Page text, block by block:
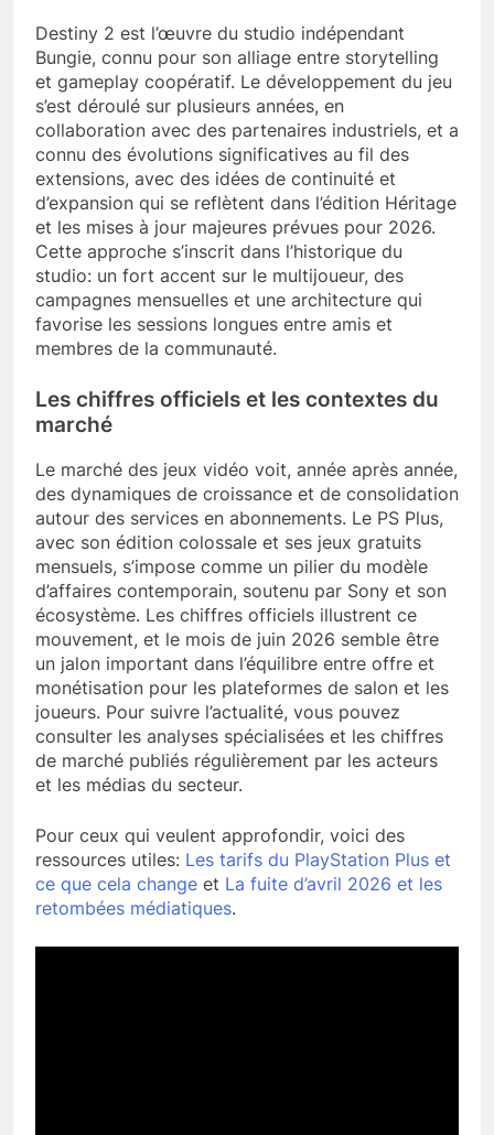
Destiny 2 est l’œuvre du studio indépendant
Bungie, connu pour son alliage entre storytelling
et gameplay coopératif. Le développement du jeu
s’est déroulé sur plusieurs années, en
collaboration avec des partenaires industriels, et a
connu des évolutions significatives au fil des
extensions, avec des idées de continuité et
d’expansion qui se reflètent dans l’édition Héritage
et les mises à jour majeures prévues pour 2026.
Cette approche s’inscrit dans l’historique du
studio: un fort accent sur le multijoueur, des
campagnes mensuelles et une architecture qui
favorise les sessions longues entre amis et
membres de la communauté.
Les chiffres officiels et les contextes du
marché
Le marché des jeux vidéo voit, année après année,
des dynamiques de croissance et de consolidation
autour des services en abonnements. Le PS Plus,
avec son édition colossale et ses jeux gratuits
mensuels, s’impose comme un pilier du modèle
d’affaires contemporain, soutenu par Sony et son
écosystème. Les chiffres officiels illustrent ce
mouvement, et le mois de juin 2026 semble être
un jalon important dans l’équilibre entre offre et
monétisation pour les plateformes de salon et les
joueurs. Pour suivre l’actualité, vous pouvez
consulter les analyses spécialisées et les chiffres
de marché publiés régulièrement par les acteurs
et les médias du secteur.
Pour ceux qui veulent approfondir, voici des
ressources utiles: Les tarifs du PlayStation Plus et
ce que cela change et La fuite d’avril 2026 et les
retombées médiatiques.